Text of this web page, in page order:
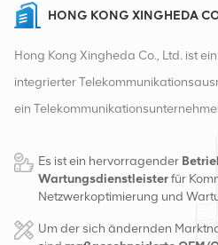
HONG KONG XINGHEDA
Hong Kong Xingheda Co., Ltd. ist
integrierter
ein
das Unternehmen über zwei
Fabrikvertriebszentren in
Changsha, China. Mit Sitz in China
Es ist ein hervorragender
Wartungsdienstleisterfür
Netzwerkoptimierung und
Um der sich ändernden